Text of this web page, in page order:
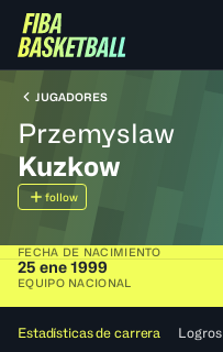
JUGADORES
Przemyslaw
Kuzkow
follow
FECHA DE NACIMIENTO
25 ene 1999
EQUIPO NACIONAL
Estadísticas de carrera Logros